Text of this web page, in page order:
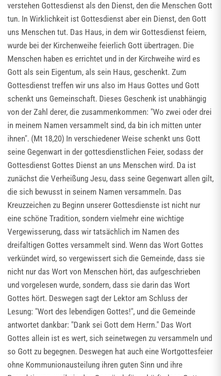
verstehen Gottesdienst als den Dienst, den die Menschen Gott
tun. In Wirklichkeit ist Gottesdienst aber ein Dienst, den Gott
uns Menschen tut. Das Haus, in dem wir Gottesdienst feiern,
wurde bei der Kirchenweihe feierlich Gott übertragen. Die
Menschen haben es errichtet und in der Kirchweihe wird es
Gott als sein Eigentum, als sein Haus, geschenkt. Zum
Gottesdienst treffen wir uns also im Haus Gottes und Gott
schenkt uns Gemeinschaft. Dieses Geschenk ist unabhängig
von der Zahl derer, die zusammenkommen: "Wo zwei oder drei
in meinem Namen versammelt sind, da bin ich mitten unter
ihnen". (Mt 18,20) In verschiedener Weise schenkt uns Gott
seine Gegenwart in der gottesdienstlichen Feier, sodass der
Gottesdienst Gottes Dienst an uns Menschen wird. Da ist
zunächst die Verheißung Jesu, dass seine Gegenwart allen gilt,
die sich bewusst in seinem Namen versammeln. Das
Kreuzzeichen zu Beginn unserer Gottesdienste ist nicht nur
eine schöne Tradition, sondern vielmehr eine wichtige
Vergewisserung, dass wir tatsächlich im Namen des
dreifaltigen Gottes versammelt sind. Wenn das Wort Gottes
verkündet wird, so vergewissert sich die Gemeinde, dass sie
nicht nur das Wort von Menschen hört, das aufgeschrieben
und vorgelesen wurde, sondern, dass sie darin das Wort
Gottes hört. Deswegen sagt der Lektor am Schluss der
Lesung: "Wort des lebendigen Gottes!", und die Gemeinde
antwortet dankbar: "Dank sei Gott dem Herrn." Das Wort
Gottes allein ist es wert, sich seinetwegen zu versammeln und
so Gott zu begegnen. Deswegen hat auch eine Wortgottesfeier
ohne Kommunionausteilung ihren guten Sinn und ihre